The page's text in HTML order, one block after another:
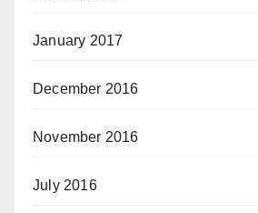
January 2017
December 2016
November 2016
July 2016